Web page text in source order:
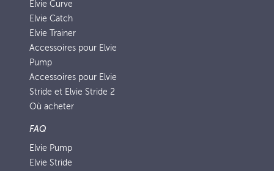
Elvie Curve
Elvie Catch
Elvie Trainer
Accessoires pour Elvie
Pump
Accessoires pour Elvie
Stride et Elvie Stride 2
Où acheter
FAQ
Elvie Pump
Elvie Stride